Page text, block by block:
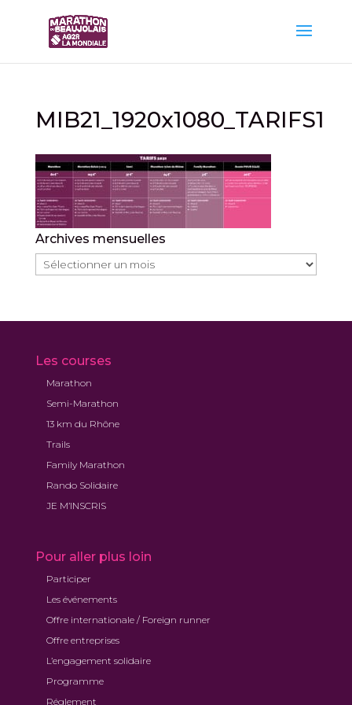
MIB21_1920x1080_TARIFS1
Archives mensuelles
Archives
mensuelles
Les courses
Marathon
Semi-Marathon
13 km du Rhône
Trails
Family Marathon
Rando Solidaire
JE M’INSCRIS
Pour aller plus loin
Participer
Les événements
Offre internationale / Foreign runner
Offre entreprises
L’engagement solidaire
Programme
Réglement